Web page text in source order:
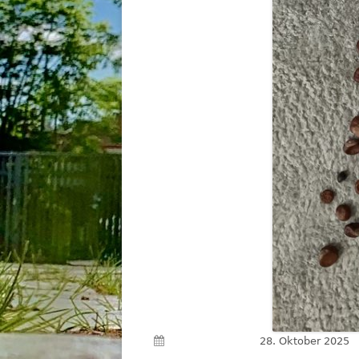
28. Oktober 2025